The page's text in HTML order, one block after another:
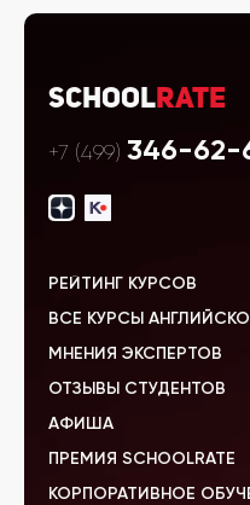
SchoolRate
+7 (499) 346-62-
РЕЙТИНГ КУРСОВ
ВСЕ КУРСЫ
МНЕНИЯ ЭКСПЕРТОВ
ОТЗЫВЫ СТУДЕНТОВ
АФИША
ПРЕМИЯ SCHOOLRATE
КОРПОРАТИВНОЕ